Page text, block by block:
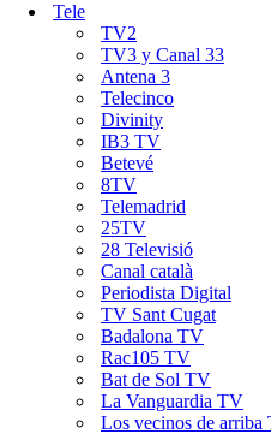
Tele
TV2
TV3 y Canal 33
Antena 3
Telecinco
Divinity
IB3 TV
Betevé
8TV
Telemadrid
25TV
28 Televisió
Canal català
Periodista Digital
TV Sant Cugat
Badalona TV
Rac105 TV
Bat de Sol TV
La Vanguardia TV
Los vecinos de arriba